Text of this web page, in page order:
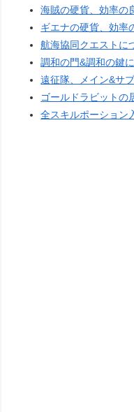
海賊の硬貨、効率の
ギエナの硬貨、効率
航海協同クエストに
調和の門&調和の鍵
遠征隊、メイン&サ
ゴールドラビットの
全スキルポーション